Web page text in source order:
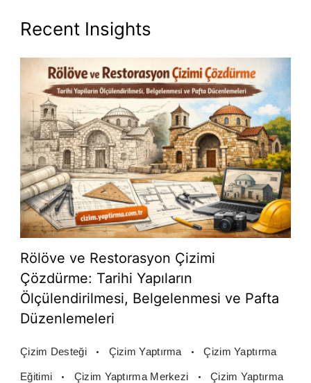
Recent Insights
Rölöve ve Restorasyon Çizimi
Çözdürme: Tarihi Yapıların
Ölçülendirilmesi, Belgelenmesi ve Pafta
Düzenlemeleri
Çizim Desteği Çizim Yaptırma Çizim Yaptırma
Eğitimi Çizim Yaptırma Merkezi Çizim Yaptırma